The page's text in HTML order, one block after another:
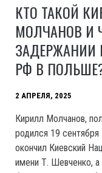
КТО ТАКОЙ
МОЛЧАНОВ И
ЗАДЕРЖАНИИ
РФ В
2 АПРЕЛЯ, 2025
Кирилл Молчанов,
родился 19
окончил Киевский
имени Т. Шевченко, а